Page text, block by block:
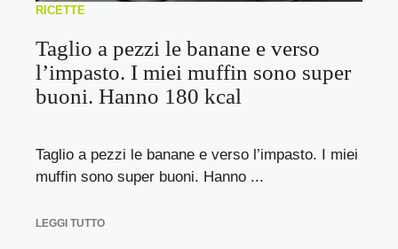
RICETTE
Taglio a pezzi le banane e verso
l’impasto. I miei muffin sono super
buoni. Hanno 180 kcal
Taglio a pezzi le banane e verso l’impasto. I miei
muffin sono super buoni. Hanno ...
LEGGI TUTTO